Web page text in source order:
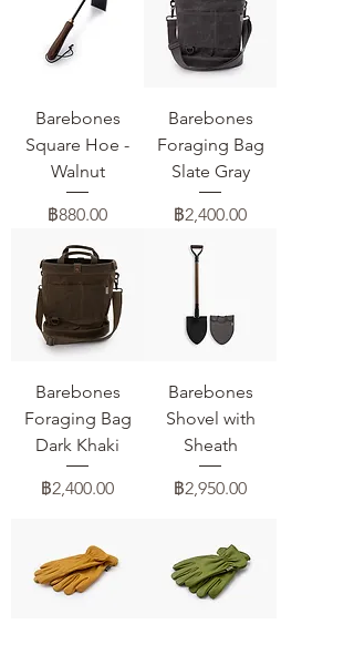
Barebones
Square Hoe -
Walnut
ราคา
฿880.00
Barebones
Foraging Bag
Slate Gray
ราคา
฿2,400.00
Barebones
Foraging Bag
Dark Khaki
ราคา
฿2,400.00
Barebones
Shovel with
Sheath
ราคา
฿2,950.00